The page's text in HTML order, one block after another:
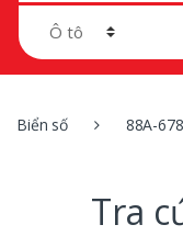
k
ế
m
o
Biển số 88A-
Tra